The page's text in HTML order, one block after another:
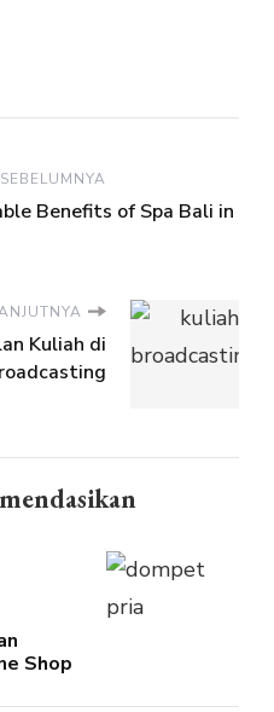
Benefits of Spa Bali in
Kuliah di
Shop